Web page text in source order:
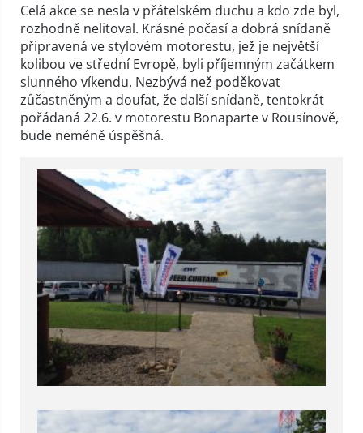
Celá akce se nesla v přátelském duchu a kdo zde byl,
rozhodně nelitoval. Krásné počasí a dobrá snídaně
připravená ve stylovém motorestu, jež je největší
kolibou ve střední Evropě, byli příjemným začátkem
slunného víkendu. Nezbývá než poděkovat
zůčastněným a doufat, že další snídaně, tentokrát
pořádaná 22.6. v motorestu Bonaparte v Rousínově,
bude neméně úspěšná.